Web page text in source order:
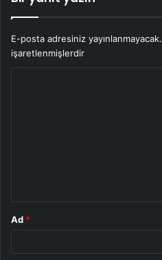
E-posta adresiniz yayınlanmayacak.
işaretlenmişlerdir
Ad *